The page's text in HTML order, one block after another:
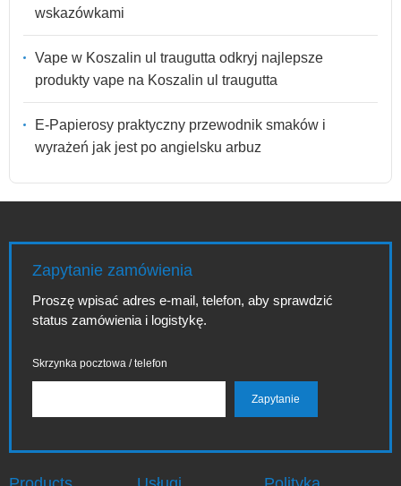
wskazówkami
Vape w Koszalin ul traugutta odkryj najlepsze
produkty vape na Koszalin ul traugutta
E-Papierosy praktyczny przewodnik smaków i
wyrażeń jak jest po angielsku arbuz
Zapytanie zamówienia
Proszę wpisać adres e-mail, telefon, aby sprawdzić
status zamówienia i logistykę.
Skrzynka pocztowa / telefon